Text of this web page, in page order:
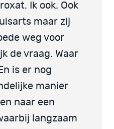
Ik ook. Ook
maar zij
weg voor
de vraag. Waar
is er nog
manier
naar een
langzaam